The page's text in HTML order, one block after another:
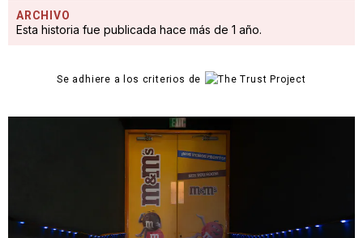
ARCHIVO
Esta historia fue publicada hace más de 1 año.
Se adhiere a los criterios de